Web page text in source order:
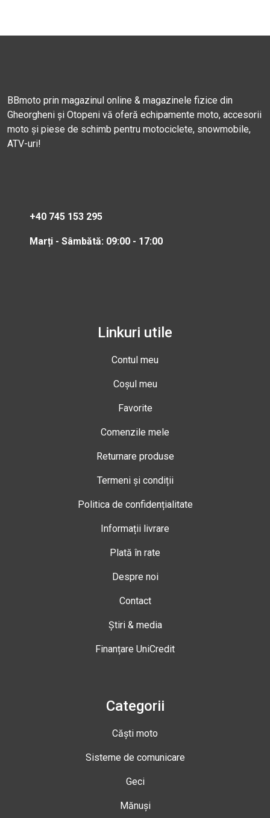
BBmoto prin magazinul online & magazinele fizice din
Gheorgheni și Otopeni vă oferă echipamente moto, accesorii
moto și piese de schimb pentru motociclete, snowmobile,
ATV-uri!
+40 745 153 295
Marți - Sâmbătă: 09:00 - 17:00
Linkuri utile
Contul meu
Coșul meu
Favorite
Comenzile mele
Returnare produse
Termeni și condiții
Politica de confidențialitate
Informații livrare
Plată în rate
Despre noi
Contact
Știri & media
Finanțare UniCredit
Categorii
Căști moto
Sisteme de comunicare
Geci
Mănuși